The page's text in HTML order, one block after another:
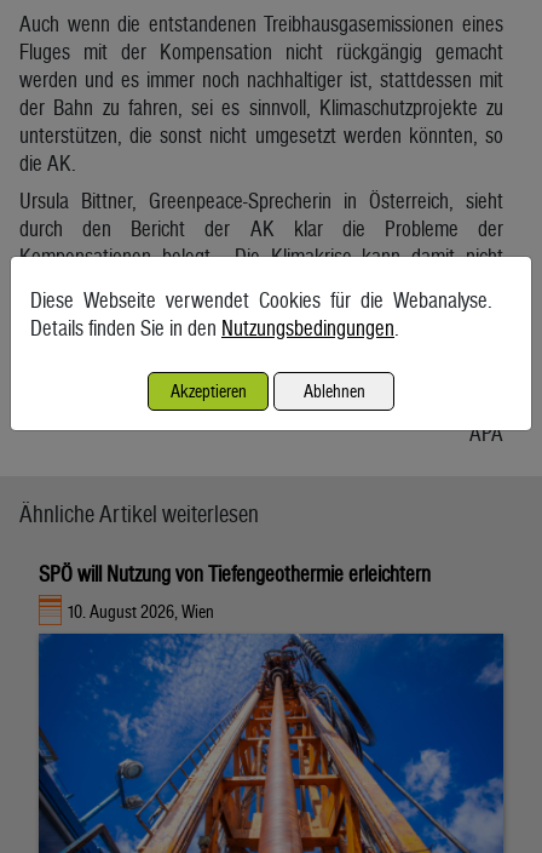
Auch wenn die entstandenen Treibhausgasemissionen eines
Fluges mit der Kompensation nicht rückgängig gemacht
werden und es immer noch nachhaltiger ist, stattdessen mit
der Bahn zu fahren, sei es sinnvoll, Klimaschutzprojekte zu
unterstützen, die sonst nicht umgesetzt werden könnten, so
die AK.
Ursula Bittner, Greenpeace-Sprecherin in Österreich, sieht
durch den Bericht der AK klar die Probleme der
Kompensationen belegt. „Die Klimakrise kann damit nicht
tappen im Dunklen, denn Unternehmen wählen willkürliche
und undurchsichtige Kriterien und erzeugen unzuverlässige
Emissionswerte und Preise. Der Zertifikatehandel ist nichts als
moderner Ablasshandel, der von echten Lösungen ablenkt.“
APA
Ähnliche Artikel weiterlesen
SPÖ will Nutzung von Tiefengeothermie erleichtern
10. August 2026, Wien
Diese Webseite verwendet Cookies für die Webanalyse.
Details finden Sie in den Nutzungsbedingungen
Akzeptieren Ablehnen